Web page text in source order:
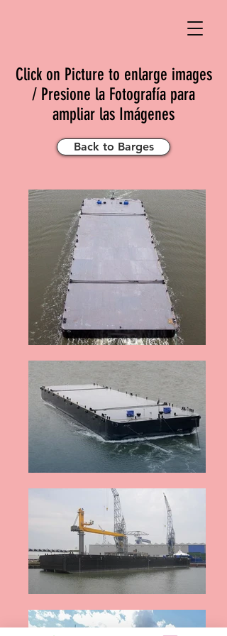
Click on Picture to enlarge images
/ Presione la Fotografía para
ampliar las Imágenes
Back to Barges